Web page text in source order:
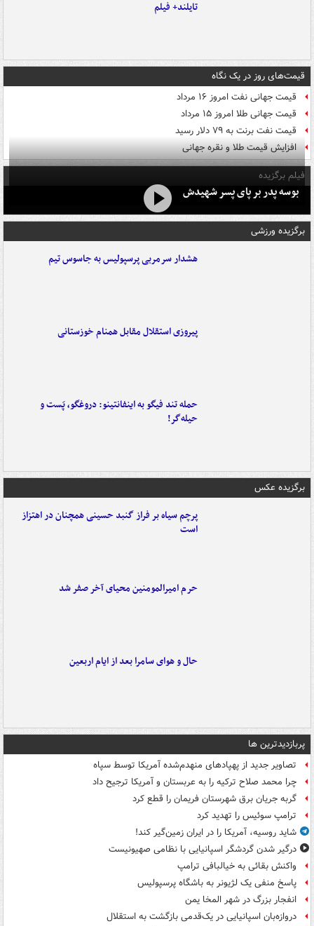
تایلند+ فیلم
قیمت‌های روز در یک نگاه
قیمت جهانی نفت امروز ۱۶ مرداد
قیمت جهانی طلا امروز ۱۵ مرداد
قیمت نفت برنت به ۷۹ دلار رسید
افزایش قیمت طلا و نقره جهانی
فیلم برگزیده
بوسه‌ پدر بر پای پسر شهیدش
برگزیده ورزشی
هشدار سرمربی پرسپولیس به جاسوس تیم
پیروزی استقلال مقابل همنام خوزستانی
حمله تند فیگو به اینفانتینو: دروغگو، پَست‌ و
حیله‌گر!
برگزیده عکس
پرچم سیاه بر فراز گنبد حسینی همچنان در اهتزاز
است
حرم امیرالمومنین محیای آخر صفر شد
حال و هوای سامرا بعد از ایام اربعین
پربازدیدترین ها
تصاویر جدید از پهپادهای منهدم‌شده آمریکا توسط سپاه
چرا محمد صلاح ترکیه را به عربستان و آمریکا ترجیح داد
گربه جریان برق شهرستان فریمان را قطع کرد
ترامپ سوئیس را تهدید کرد
شاید روسیه، آمریکا را در ایران زمین‌گیر کند!
درگیر شدن گردشگر اسپانیایی با نظامی صهیونیست
واکنش بقائی به خیالبافی ترامپ
پاسخ منفی یک لژیونر به باشگاه پرسپولیس
انفجار بزرگ در شهر المخا یمن
دروازه‌بان اسپانیایی در یک‌قدمی بازگشت به استقلال